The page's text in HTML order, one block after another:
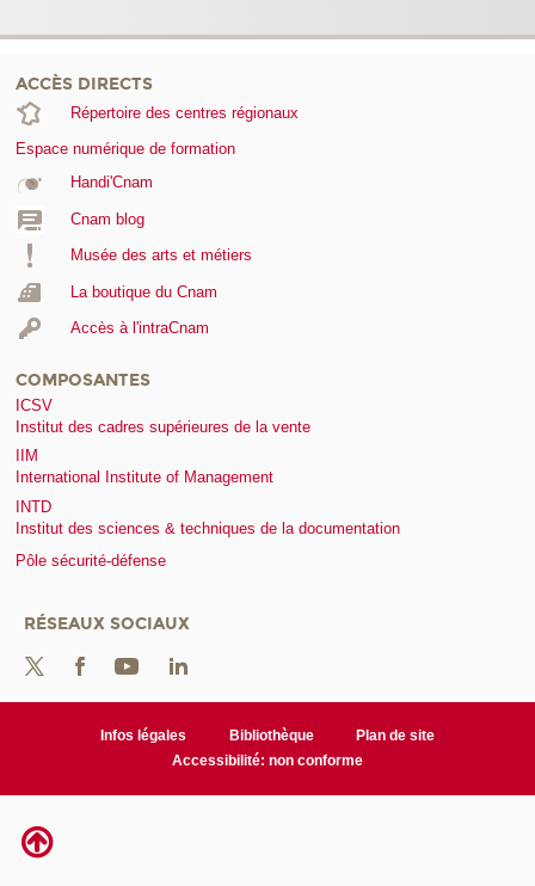
ACCÈS DIRECTS
Répertoire des centres régionaux
Espace numérique de formation
Handi'Cnam
Cnam blog
Musée des arts et métiers
La boutique du Cnam
Accès à l'intraCnam
COMPOSANTES
ICSV
Institut des cadres supérieures de la vente
IIM
International Institute of Management
INTD
Institut des sciences & techniques de la documentation
Pôle sécurité-défense
RÉSEAUX SOCIAUX
Infos légales Bibliothèque
Plan de site
Accessibilité: non conforme